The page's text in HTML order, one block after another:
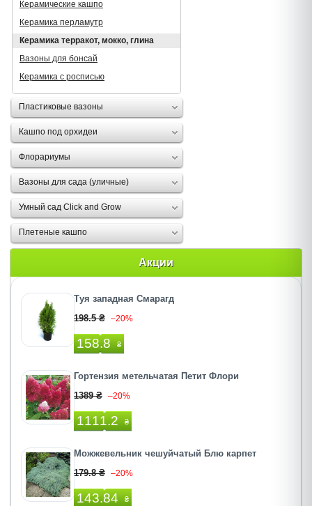
Керамические кашпо
Керамика перламутр
Керамика терракот, мокко, глина
Вазоны для бонсай
Керамика с росписью
Пластиковые вазоны
Кашпо под орхидеи
Флорариумы
Вазоны для сада (уличные)
Умный сад Click and Grow
Плетеные кашпо
Акции
Туя западная Смарагд
198.5 ₴ –20%
158.8 ₴
Гортензия метельчатая Петит Флори
1389 ₴ –20%
1111.2 ₴
Можжевельник чешуйчатый Блю карпет
179.8 ₴ –20%
143.84 ₴